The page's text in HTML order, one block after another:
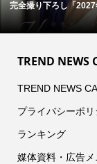
完全撮り下ろし「
TREND NEWS
TREND NEWS
プライバシーポリ
ランキング
媒体資料・広告メ